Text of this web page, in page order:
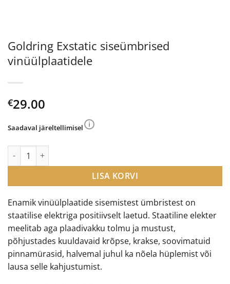
Goldring Exstatic siseümbrised
vinüülplaatidele
€29.00
Enamik vinüülplaatide sisemistest ümbristest on
staatilise elektriga positiivselt laetud. Staatiline elekter
meelitab aga plaadivakku tolmu ja mustust,
põhjustades kuuldavaid krõpse, krakse, soovimatuid
pinnamürasid, halvemal juhul ka nõela hüplemist või
lausa selle kahjustumist.
Saadaval järeltellimisel
Goldring Exstatic siseümbrised vinüülplaatidele kogus
LISA KORVI